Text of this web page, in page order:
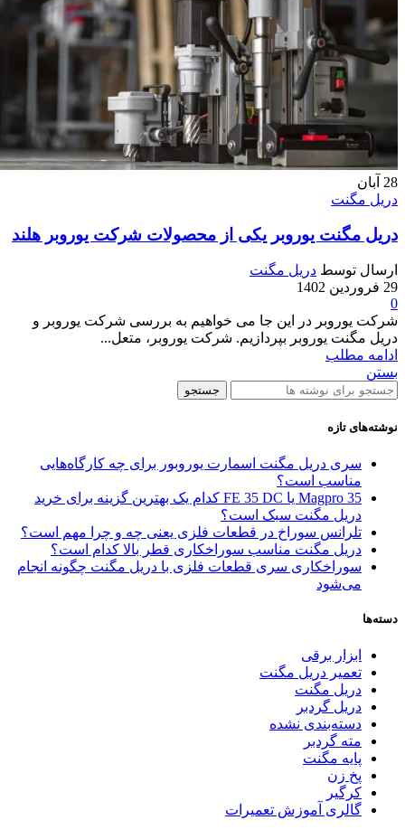
28 آبان
دریل مگنت
دریل مگنت یوروبر یکی از محصولات شرکت یوروبر هلند
ارسال توسط دریل مگنت
29 فروردین 1402
0
شرکت یوروبر در این جا می خواهیم به بررسی شرکت یوروبر و
دریل مگنت یوروبر بپردازیم. شرکت یوروبر، متعل...
ادامه مطلب
بستن
جستجو
نوشته‌های تازه
سری دریل مگنت اسمارت یوروبور برای چه کارگاه‌هایی
مناسب است؟
Magpro 35 یا FE 35 DC کدام‌ یک بهترین گزینه برای خرید
دریل مگنت سبک است؟
تلرانس سوراخ در قطعات فلزی یعنی چه و چرا مهم است؟
دریل مگنت مناسب سوراخکاری قطر بالا کدام است؟
سوراخکاری سری قطعات فلزی با دریل مگنت چگونه انجام
می‌شود
دسته‌ها
ابزار برقی
تعمیر دریل مگنت
دریل مگنت
دریل گردبر
دسته‌بندی نشده
مته گردبر
پایه مگنت
پخ زن
کرگیر
گالری آموزش تعمیرات